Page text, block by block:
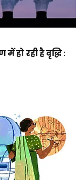
रही है वृद्धि :